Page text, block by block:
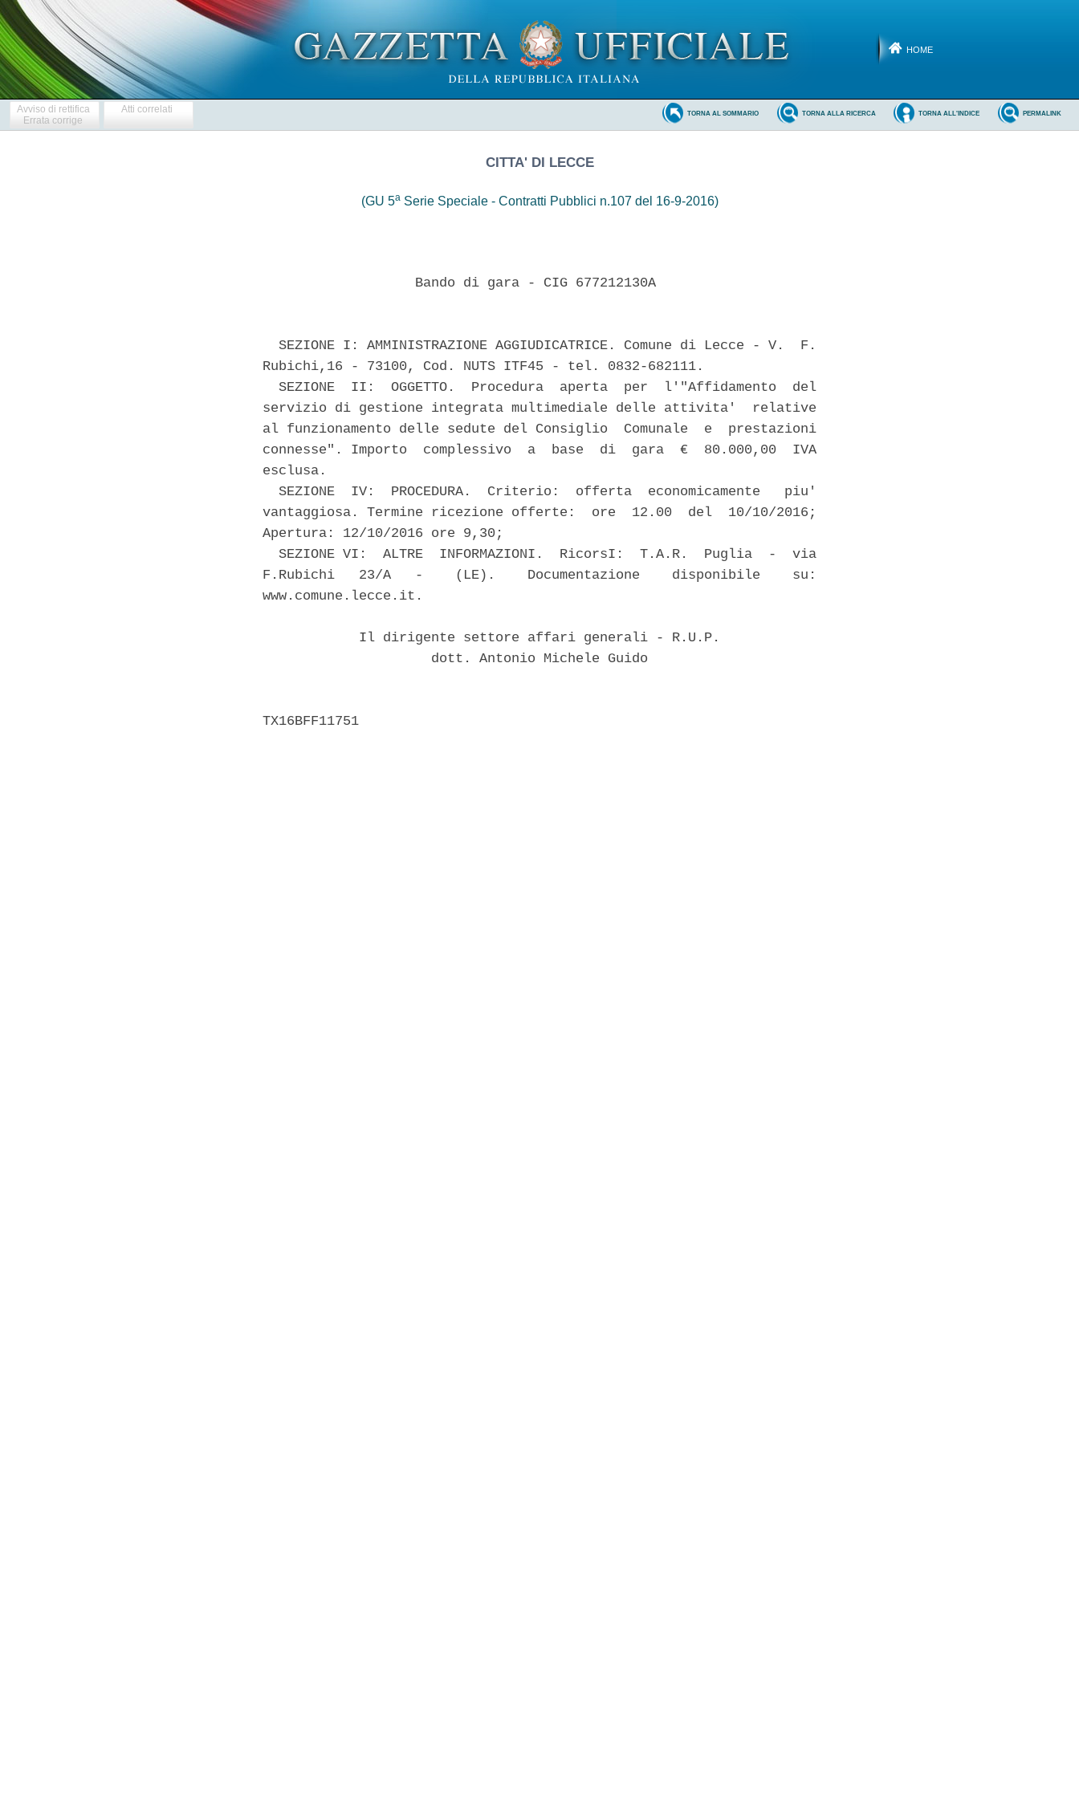
HOME
Avviso di rettifica
Errata corrige
Atti correlati PERMALINK
TORNA ALL'INDICE
TORNA ALLA RICERCA
TORNA AL SOMMARIO
CITTA' DI LECCE
(GU 5aSerie Speciale - Contratti Pubblici n.107 del 16-9-2016)
                   Bando di gara - CIG 677212130A
  SEZIONE I: AMMINISTRAZIONE AGGIUDICATRICE. Comune di Lecce - V.  F.
Rubichi,16 - 73100, Cod. NUTS ITF45 - tel. 0832-682111.
  SEZIONE  II:  OGGETTO.  Procedura  aperta  per  l'"Affidamento  del
servizio di gestione integrata multimediale delle attivita'  relative
al funzionamento delle sedute del Consiglio  Comunale  e  prestazioni
connesse". Importo  complessivo  a  base  di  gara  €  80.000,00  IVA
esclusa.
  SEZIONE  IV:  PROCEDURA.  Criterio:  offerta  economicamente   piu'
vantaggiosa. Termine ricezione offerte:  ore  12.00  del  10/10/2016;
Apertura: 12/10/2016 ore 9,30;
  SEZIONE VI:  ALTRE  INFORMAZIONI.  RicorsI:  T.A.R.  Puglia  -  via
F.Rubichi   23/A   -    (LE).    Documentazione    disponibile    su:
www.comune.lecce.it.
            Il dirigente settore affari generali - R.U.P.
                     dott. Antonio Michele Guido